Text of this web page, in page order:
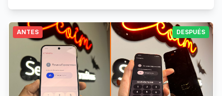
ANTES DESPUÉS